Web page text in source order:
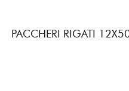
PACCHERI RIGATI